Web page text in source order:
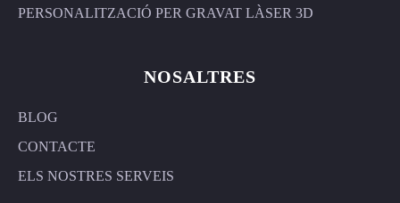
PERSONALITZACIÓ PER GRAVAT LÀSER 3D
NOSALTRES
BLOG
CONTACTE
ELS NOSTRES SERVEIS